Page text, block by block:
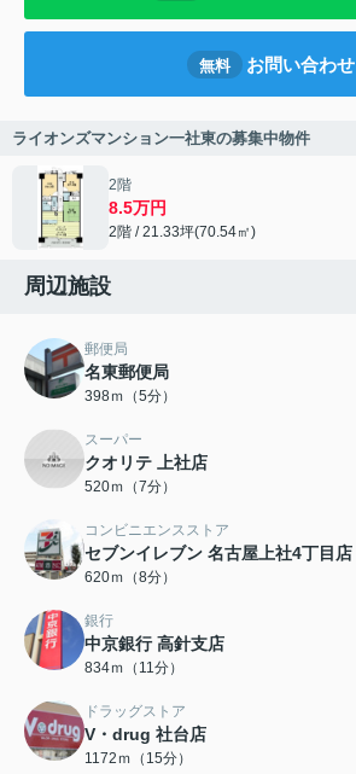
無料 お問い合わせ
ライオンズマンション一社東の募集中物件
2階
8.5万円
2階 / 21.33坪(70.54㎡)
周辺施設
郵便局
名東郵便局
398ｍ（5分）
スーパー
クオリテ 上社店
520ｍ（7分）
コンビニエンスストア
セブンイレブン 名古屋上社4丁目店
620ｍ（8分）
銀行
中京銀行 高針支店
834ｍ（11分）
ドラッグストア
V・drug 社台店
1172ｍ（15分）